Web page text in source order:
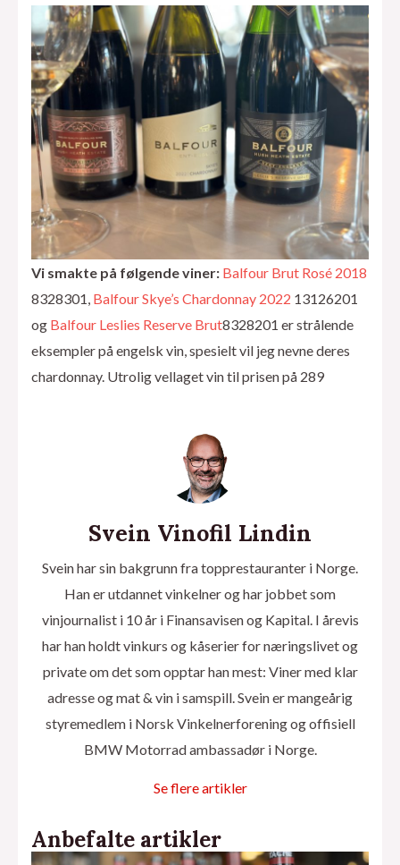
Vi smakte på følgende viner: Balfour Brut Rosé 2018
8328301, Balfour Skye’s Chardonnay 2022 13126201
og Balfour Leslies Reserve Brut8328201 er strålende
eksempler på engelsk vin, spesielt vil jeg nevne deres
chardonnay. Utrolig vellaget vin til prisen på 289
Svein Vinofil Lindin
Svein har sin bakgrunn fra topprestauranter i Norge.
Han er utdannet vinkelner og har jobbet som
vinjournalist i 10 år i Finansavisen og Kapital. I årevis
har han holdt vinkurs og kåserier for næringslivet og
private om det som opptar han mest: Viner med klar
adresse og mat & vin i samspill. Svein er mangeårig
styremedlem i Norsk Vinkelnerforening og offisiell
BMW Motorrad ambassadør i Norge.
Se flere artikler
Anbefalte artikler